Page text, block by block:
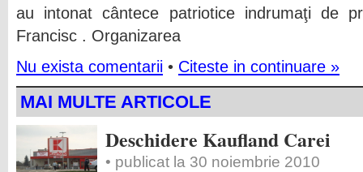
au intonat cântece patriotice indrumaţi de
Francisc . Organizarea
Nu exista comentarii • Citeste in continuare »
MAI MULTE ARTICOLE
Deschidere Kaufland Carei
• publicat la 30 noiembrie 2010